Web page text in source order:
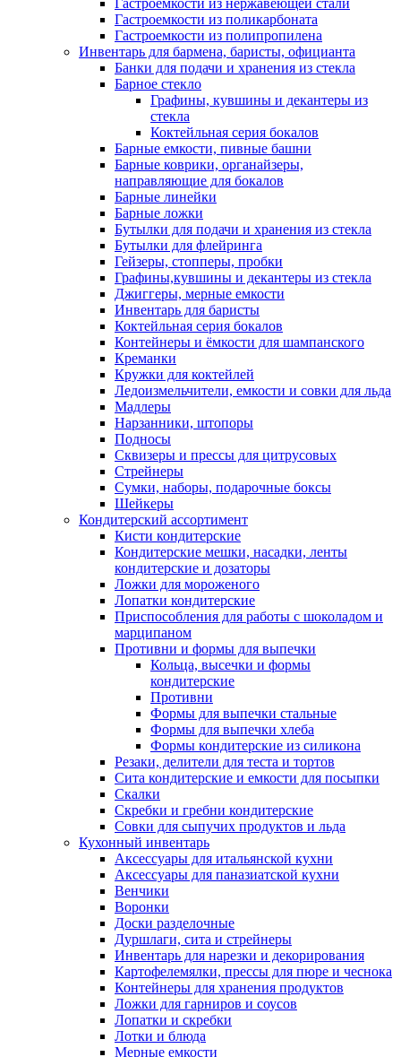
Гастроемкости из нержавеющей стали
Гастроемкости из поликарбоната
Гастроемкости из полипропилена
Инвентарь для бармена, баристы, официанта
Банки для подачи и хранения из стекла
Барное стекло
Графины, кувшины и декантеры из
стекла
Коктейльная серия бокалов
Барные емкости, пивные башни
Барные коврики, органайзеры,
направляющие для бокалов
Барные линейки
Барные ложки
Бутылки для подачи и хранения из стекла
Бутылки для флейринга
Гейзеры, стопперы, пробки
Графины,кувшины и декантеры из стекла
Джиггеры, мерные емкости
Инвентарь для баристы
Коктейльная серия бокалов
Контейнеры и ёмкости для шампанского
Креманки
Кружки для коктейлей
Ледоизмельчители, емкости и совки для льда
Мадлеры
Нарзанники, штопоры
Подносы
Сквизеры и прессы для цитрусовых
Стрейнеры
Сумки, наборы, подарочные боксы
Шейкеры
Кондитерский ассортимент
Кисти кондитерские
Кондитерские мешки, насадки, ленты
кондитерские и дозаторы
Ложки для мороженого
Лопатки кондитерские
Приспособления для работы с шоколадом и
марципаном
Противни и формы для выпечки
Кольца, высечки и формы
кондитерские
Противни
Формы для выпечки стальные
Формы для выпечки хлеба
Формы кондитерские из силикона
Резаки, делители для теста и тортов
Сита кондитерские и емкости для посыпки
Скалки
Скребки и гребни кондитерские
Совки для сыпучих продуктов и льда
Кухонный инвентарь
Аксессуары для итальянской кухни
Аксессуары для паназиатской кухни
Венчики
Воронки
Доски разделочные
Дуршлаги, сита и стрейнеры
Инвентарь для нарезки и декорирования
Картофелемялки, прессы для пюре и чеснока
Контейнеры для хранения продуктов
Ложки для гарниров и соусов
Лопатки и скребки
Лотки и блюда
Мерные емкости